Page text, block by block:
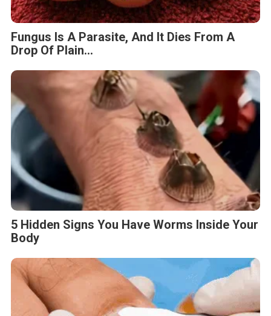
Fungus Is A Parasite, And It Dies From A
Drop Of Plain...
5 Hidden Signs You Have Worms Inside Your
Body